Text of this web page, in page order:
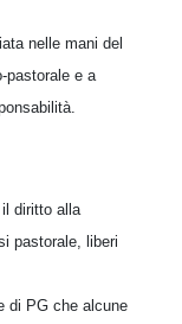
nelle mani del
pastorale e a
diritto alla
pastorale, liberi
di PG che alcune